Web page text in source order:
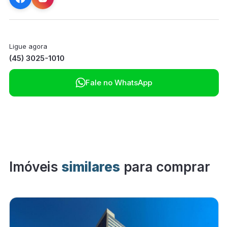
Ligue agora
(45) 3025-1010
Fale no WhatsApp
Imóveis similares para comprar